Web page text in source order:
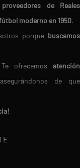
proveedores de Reales
moderno en 1950.
porque buscamos
ofrecemos atención
de que